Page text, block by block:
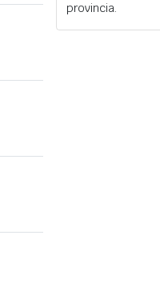
provincia.